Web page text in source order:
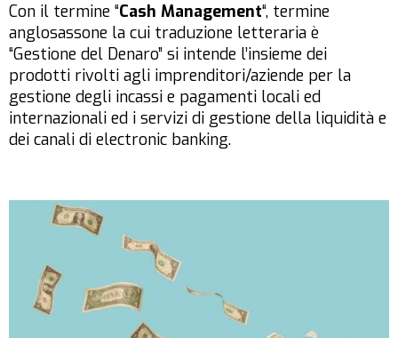
Con il termine “Cash Management“, termine
anglosassone la cui traduzione letteraria è
“Gestione del Denaro” si intende l’insieme dei
prodotti rivolti agli imprenditori/aziende per la
gestione degli incassi e pagamenti locali ed
internazionali ed i servizi di gestione della liquidità e
dei canali di electronic banking.